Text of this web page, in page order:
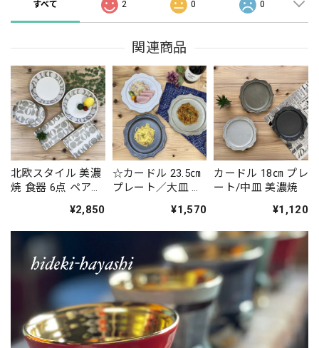
すべて 2 0 0
関連商品
北欧スタイル 美濃
焼 食器 6点 ペアセ
¥2,850
☆カードル 23.5㎝
プレート／大皿 美
¥1,570
カードル 18㎝ プレ
ート/中皿 美濃焼
¥1,120